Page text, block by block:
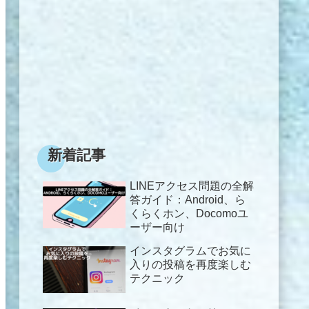
新着記事
LINEアクセス問題の全解
答ガイド：Android、ら
くらくホン、Docomoユ
ーザー向け
インスタグラムでお気に
入りの投稿を再度楽しむ
テクニック